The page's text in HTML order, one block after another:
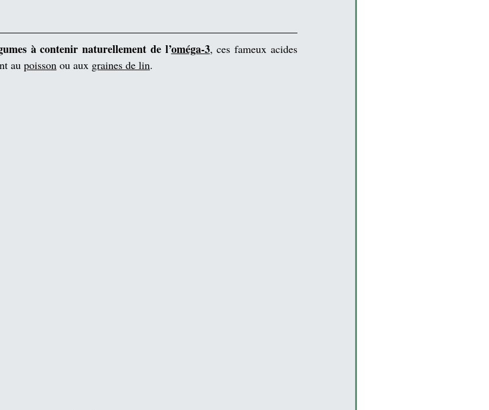
à contenir naturellement de l’oméga‑3, ces fameux acides
au poisson ou aux graines de lin.